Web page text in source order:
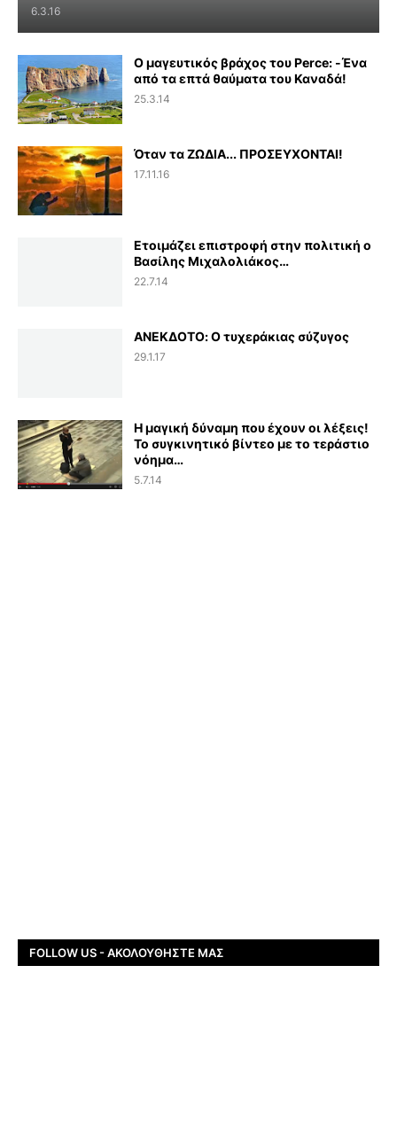
6.3.16
Ο μαγευτικός βράχος του Perce: -Ένα
από τα επτά θαύματα του Καναδά!
25.3.14
Όταν τα ΖΩΔΙΑ... ΠΡΟΣΕΥΧΟΝΤΑΙ!
17.11.16
Ετοιμάζει επιστροφή στην πολιτική ο
Βασίλης Μιχαλολιάκος…
22.7.14
ΑΝΕΚΔΟΤΟ: Ο τυχεράκιας σύζυγος
29.1.17
Η μαγική δύναμη που έχουν οι λέξεις!
Το συγκινητικό βίντεο με το τεράστιο
νόημα…
5.7.14
FOLLOW US - ΑΚΟΛΟΥΘΉΣΤΕ ΜΑΣ